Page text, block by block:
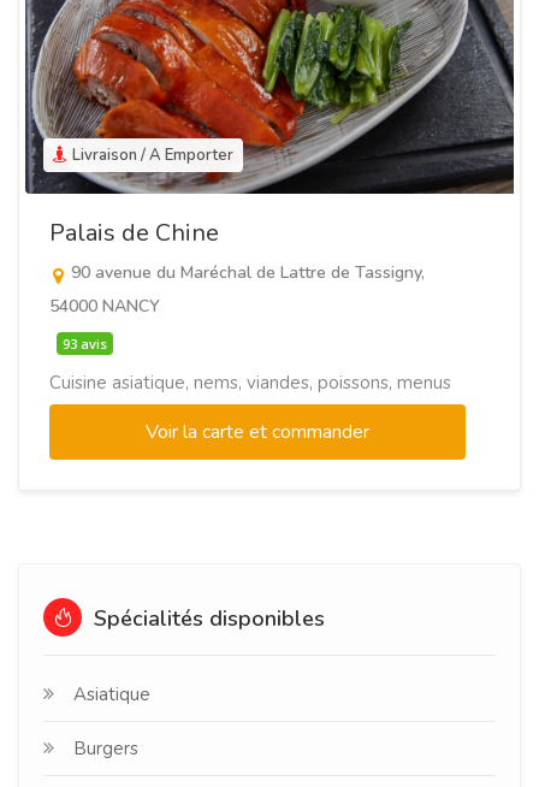
Livraison / A Emporter
Palais de Chine
90 avenue du Maréchal de Lattre de Tassigny,
54000 NANCY
93 avis
Cuisine asiatique, nems, viandes, poissons, menus
Voir la carte et commander
Spécialités disponibles
Asiatique
Burgers